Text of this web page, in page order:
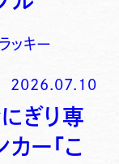
ッキー
2026.07.10
にぎり専
ー「こ